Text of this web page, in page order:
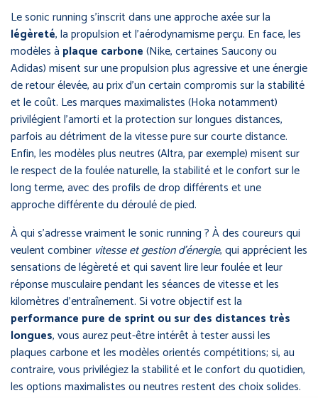
Le sonic running s’inscrit dans une approche axée sur la
légèreté, la propulsion et l’aérodynamisme perçu. En face, les
modèles à plaque carbone(Nike, certaines Saucony ou
Adidas) misent sur une propulsion plus agressive et une énergie
de retour élevée, au prix d’un certain compromis sur la stabilité
et le coût. Les marques maximalistes (Hoka notamment)
privilégient l’amorti et la protection sur longues distances,
parfois au détriment de la vitesse pure sur courte distance.
Enfin, les modèles plus neutres (Altra, par exemple) misent sur
le respect de la foulée naturelle, la stabilité et le confort sur le
long terme, avec des profils de drop différents et une
approche différente du déroulé de pied.
À qui s’adresse vraiment le sonic running ? À des coureurs qui
veulent combiner vitesse et gestion d’énergie, qui apprécient les
sensations de légèreté et qui savent lire leur foulée et leur
réponse musculaire pendant les séances de vitesse et les
kilomètres d’entraînement. Si votre objectif est la
performance pure de sprint ou sur des distances très
longues, vous aurez peut-être intérêt à tester aussi les
plaques carbone et les modèles orientés compétitions; si, au
contraire, vous privilégiez la stabilité et le confort du quotidien,
les options maximalistes ou neutres restent des choix solides.